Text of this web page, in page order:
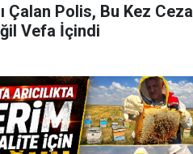
Çalan Polis, Bu Kez Ceza
Vefa İçindi